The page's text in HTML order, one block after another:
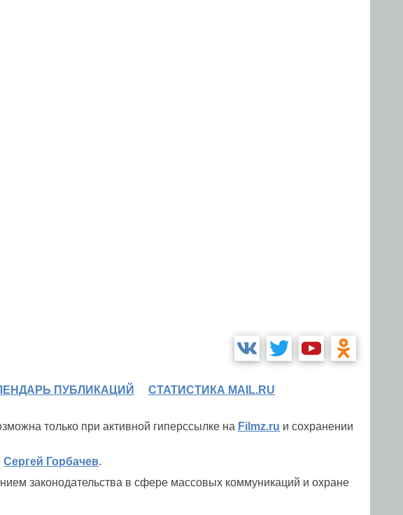
ПУБЛИКАЦИЙ СТАТИСТИКА MAIL.RU
только при активной гиперссылке на Filmz.ru и сохранении
Сергей Горбачев.
законодательства в сфере массовых коммуникаций и охране